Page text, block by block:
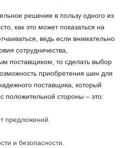
решение в пользу одного из
как это может показаться на
ведь если внимательно
сотрудничества,
поставщиком, то сделать выбор
приобретения шин для
поставщика, который
положительной стороны – это:
предложений.
и безопасности.